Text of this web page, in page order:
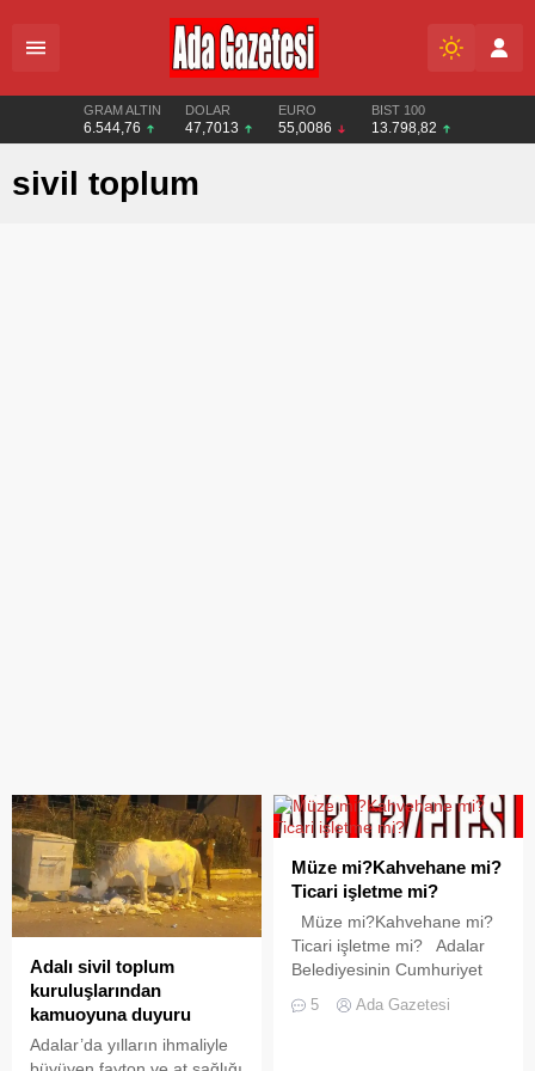
GRAM ALTIN
6.544,76
DOLAR
47,7013
EURO
55,0086
BIST 100
13.798,82
sivil toplum
Adalı sivil toplum
kuruluşlarından
kamuoyuna duyuru
Adalar’da yılların ihmaliyle
Müze mi?Kahvehane mi?
Ticari işletme mi?
Müze mi?Kahvehane mi?
Ticari işletme mi? Adalar
Belediyesinin Cumhuriyet
Atilla Aytaç,Adalar’da
5 Ada Gazetesi